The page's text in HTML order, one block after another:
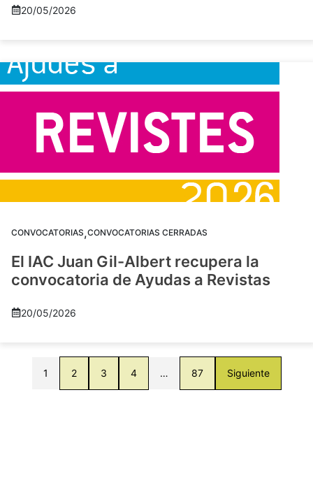
20/05/2026
CONVOCATORIAS,CONVOCATORIAS CERRADAS
El IAC Juan Gil-Albert recupera la
convocatoria de Ayudas a Revistas
20/05/2026
1 2 3 4 … 87 Siguiente